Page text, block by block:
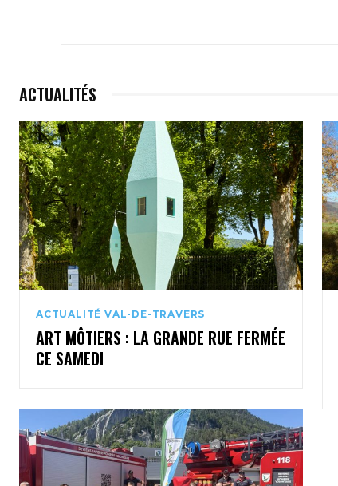
ACTUALITÉS
ACTUALITÉ VAL-DE-TRAVERS
ART MÔTIERS : LA GRANDE RUE FERMÉE
CE SAMEDI